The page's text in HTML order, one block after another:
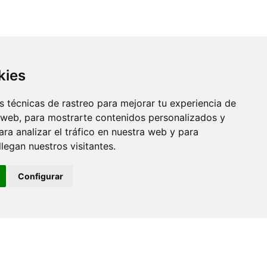
técnicas de rastreo para mejorar tu experiencia de
para mostrarte contenidos personalizados y
analizar el tráfico en nuestra web y para
nuestros visitantes.
Configurar